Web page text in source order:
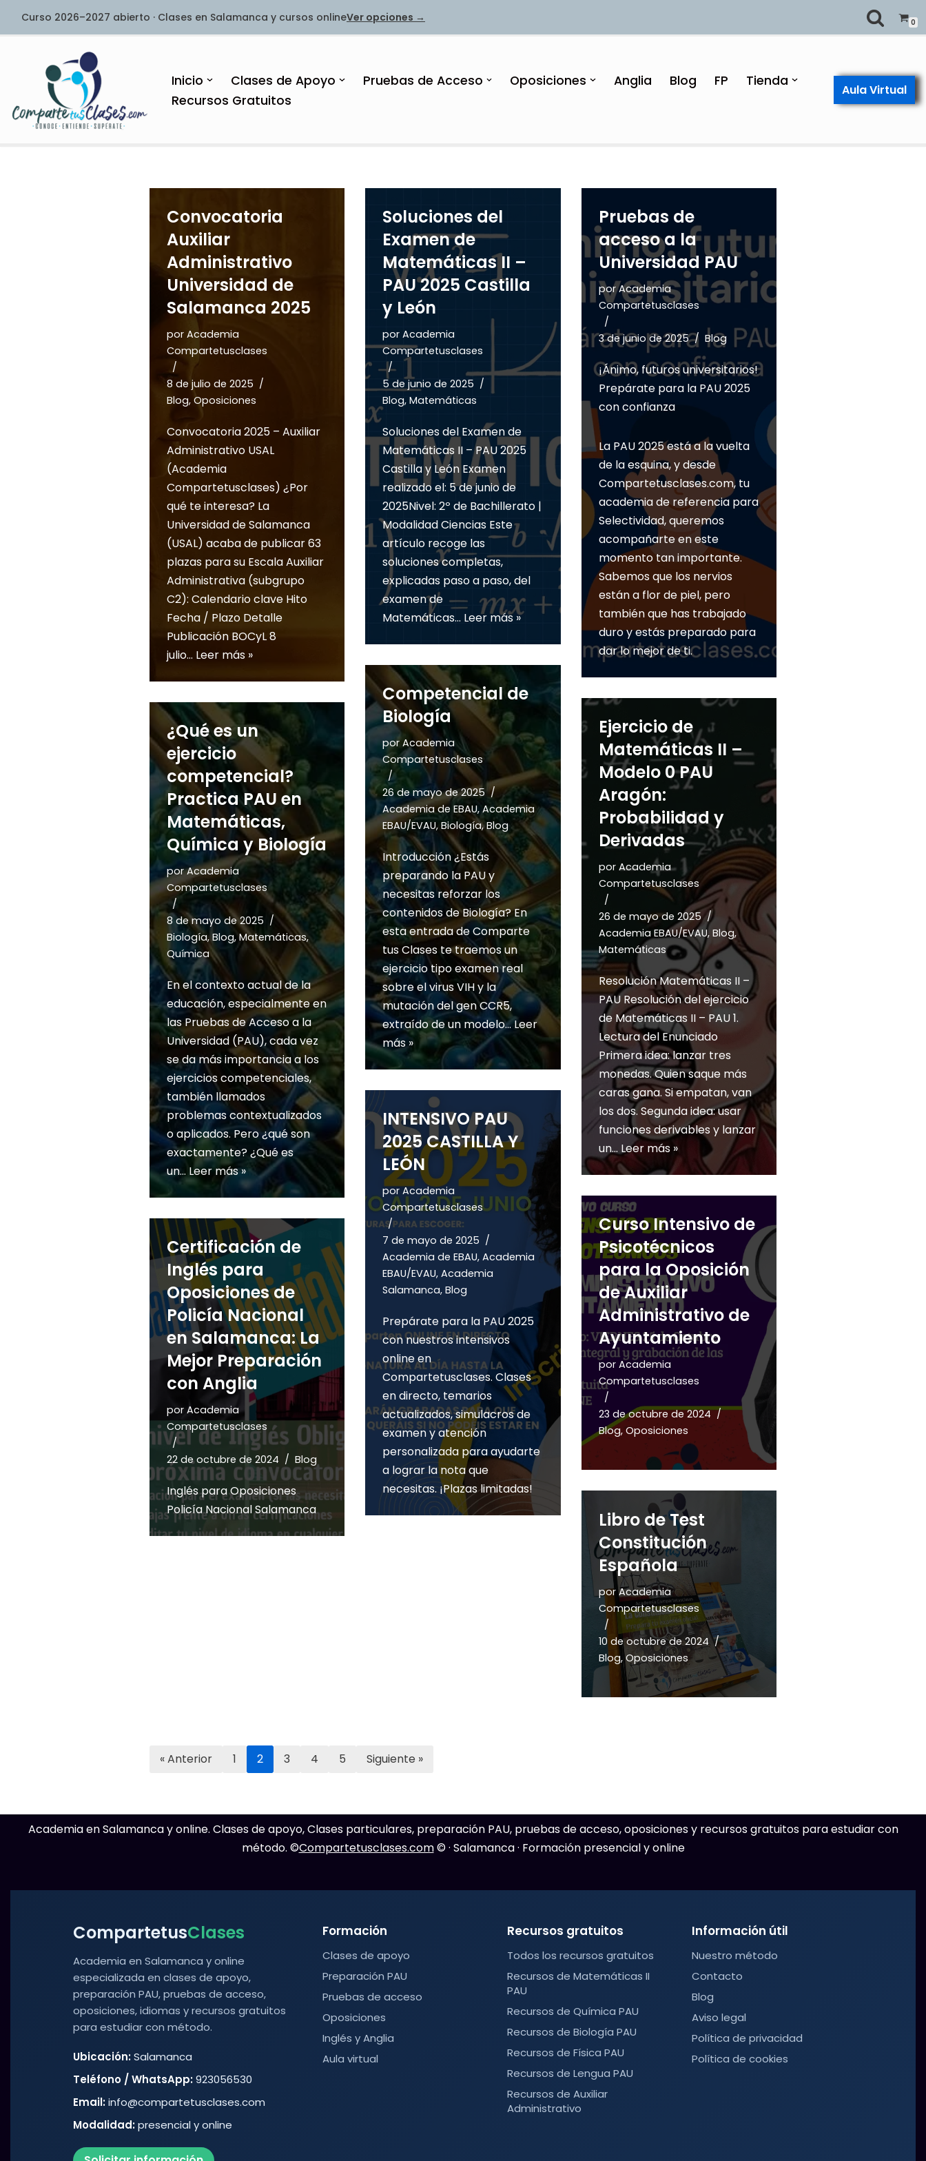
Saltar
contenido
Curso 2026–2027 abierto · Clases en Salamanca y cursos onlineVer opciones → 0
Inicio Clases de Apoyo Pruebas de Acceso Oposiciones Anglia Blog FP
Tienda
Recursos Gratuitos
Aula Virtual
Convocatoria
Auxiliar
Administrativo
Universidad de
Salamanca 2025
por Academia
Compartetusclases
8 de julio de 2025
Blog, Oposiciones
Convocatoria 2025 – Auxiliar
Administrativo USAL
(Academia
Compartetusclases) ¿Por
qué te interesa? La
Universidad de Salamanca
(USAL) acaba de publicar 63
plazas para su Escala Auxiliar
Administrativa (subgrupo
C2): Calendario clave Hito
Fecha / Plazo Detalle
Publicación BOCyL 8
julio… Leer más »
Soluciones del
Examen de
Matemáticas II –
PAU 2025 Castilla
y León
porAcademia
Compartetusclases
5 de junio de 2025
Blog,Matemáticas
Soluciones del Examen de
Matemáticas II – PAU 2025
Castilla y León Examen
realizado el: 5 de junio de
2025Nivel: 2º de Bachillerato |
Modalidad Ciencias Este
artículo recoge las
soluciones completas,
explicadas paso a paso, del
examen de
Matemáticas… Leer más »
Pruebas de
acceso a la
Universidad PAU
porAcademia
Compartetusclases
3 de junio de 2025 Blog
¡Ánimo, futuros universitarios!
Prepárate para la PAU 2025
con confianza
La PAU 2025 está a la vuelta
de la esquina, y desde
Compartetusclases.com, tu
academia de referencia para
Selectividad, queremos
acompañarte en este
momento tan importante.
Sabemos que los nervios
están a flor de piel, pero
también que has trabajado
duro y estás preparado para
dar lo mejor de ti.
Competencial de
Biología
porAcademia
Compartetusclases
26 de mayo de 2025
Academia de EBAU,Academia
EBAU/EVAU,Biología,Blog
Introducción ¿Estás
preparando la PAU y
necesitas reforzar los
contenidos de Biología? En
esta entrada de Comparte
tus Clases te traemos un
ejercicio tipo examen real
sobre el virus VIH y la
mutación del gen CCR5,
extraído de un modelo…Leer
más »
Ejercicio de
Matemáticas II –
Modelo 0 PAU
Aragón:
Probabilidad y
Derivadas
por Academia
Compartetusclases
26 de mayo de 2025
Academia EBAU/EVAU, Blog,
Matemáticas
Resolución Matemáticas II –
PAU Resolución del ejercicio
de Matemáticas II – PAU 1.
Lectura del Enunciado
Primera idea: lanzar tres
monedas. Quien saque más
caras gana. Si empatan, van
los dos. Segunda idea: usar
funciones derivables y lanzar
un… Leer más »
¿Qué es un
ejercicio
competencial?
Practica PAU en
Matemáticas,
Química y Biología
porAcademia
Compartetusclases
8 de mayo de 2025
Biología, Blog,Matemáticas,
Química
En el contexto actual de la
educación, especialmente en
las Pruebas de Acceso a la
Universidad (PAU), cada vez
se da más importancia a los
ejercicios competenciales,
también llamados
problemas contextualizados
o aplicados. Pero ¿qué son
exactamente? ¿Qué es
un… Leer más »
INTENSIVO PAU
2025 CASTILLA Y
LEÓN
porAcademia
Compartetusclases
7 de mayo de 2025
Academia de EBAU,Academia
EBAU/EVAU,Academia
Salamanca,Blog
Prepárate para la PAU 2025
con nuestros intensivos
online en
Compartetusclases. Clases
en directo, temarios
actualizados, simulacros de
examen y atención
personalizada para ayudarte
a lograr la nota que
necesitas. ¡Plazas limitadas!
Curso Intensivo de
Psicotécnicos
para la Oposición
de Auxiliar
Administrativo de
Ayuntamiento
por Academia
Compartetusclases
23 de octubre de 2024
Blog, Oposiciones
Certificación de
Inglés para
Oposiciones de
Policía Nacional
en Salamanca: La
Mejor Preparación
con Anglia
por Academia
Compartetusclases
22 de octubre de 2024 Blog
Inglés para Oposiciones
Policía Nacional Salamanca
Libro de Test
Constitución
Española
porAcademia
Compartetusclases
10 de octubre de 2024
Blog,Oposiciones
« Anterior 1 2 3 4 5 Siguiente »
Academia en Salamanca y online. Clases de apoyo, Clases particulares, preparación PAU, pruebas de acceso, oposiciones y recursos gratuitos para estudiar con
método. ©Compartetusclases.com© · Salamanca · Formación presencial y online
CompartetusClases
Academia en Salamanca y online
especializada en clases de apoyo,
preparación PAU, pruebas de acceso,
oposiciones, idiomas y recursos gratuitos
para estudiar con método.
Ubicación:Salamanca
Teléfono / WhatsApp:923056530
Email:info@compartetusclases.com
Modalidad:presencial y online
Formación
Clases de apoyo
Preparación PAU
Pruebas de acceso
Oposiciones
Inglés y Anglia
Aula virtual
Recursos gratuitos
Todos los recursos gratuitos
Recursos de Matemáticas II
PAU
Recursos de Química PAU
Recursos de Biología PAU
Recursos de Física PAU
Recursos de Lengua PAU
Recursos de Auxiliar
Administrativo
Información útil
Nuestro método
Contacto
Blog
Aviso legal
Política de privacidad
Política de cookies